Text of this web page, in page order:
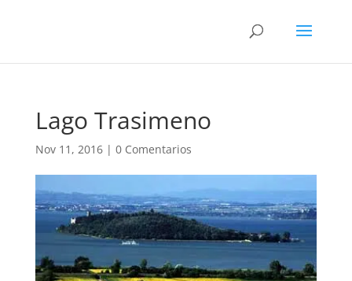
Lago Trasimeno
Nov 11, 2016| 0 Comentarios